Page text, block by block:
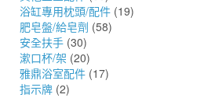
浴缸專用枕頭/配件 (19)
肥皂盤/給皂劑 (58)
安全扶手 (30)
漱口杯/架 (20)
雅鼎浴室配件 (17)
指示牌 (2)